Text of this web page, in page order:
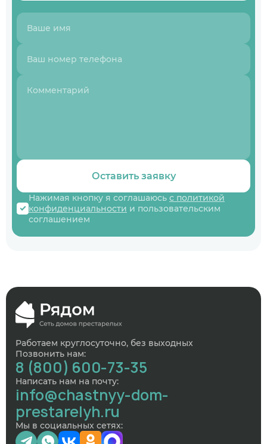
Оставить заявку
Нажимая кнопку я соглашаюсь с политикой
конфиденциальности и пользовательским
соглашением
Работаем круглосуточно, без выходных
Позвонить нам:
8 (800) 600-73-35
Написать нам на почту:
info@chastnyy-dom-
prestarelyh.ru
Мы в социальных сетях: